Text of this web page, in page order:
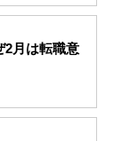
月は転職意